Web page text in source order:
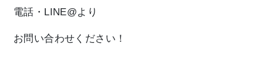
電話・LINE@より
お問い合わせください！